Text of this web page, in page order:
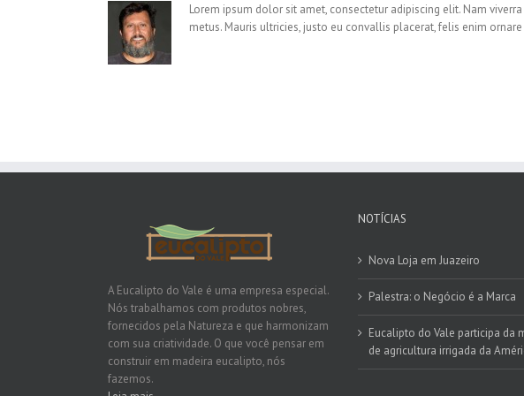
Lorem ipsum dolor sit amet, consectetur adipiscing elit. Nam
metus. Mauris ultricies, justo eu convallis placerat, felis enim
A Eucalipto do Vale é uma empresa especial.
Nós trabalhamos com produtos nobres,
fornecidos pela Natureza e que harmonizam
com sua criatividade. O que você pensar em
construir em madeira eucalipto, nós
fazemos.
NOTÍCIAS
Nova Loja em Juazeiro
Palestra: o Negócio é a Marca
Eucalipto do Vale participa da
de agricultura irrigada da